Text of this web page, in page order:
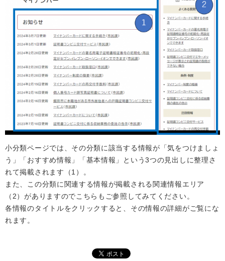
小分類ページでは、その分類に該当する情報が「気をつけましょ
う」「おすすめ情報」「基本情報」という3つの見出しに整理さ
れて掲載されます（1）。
また、この分類に関連する情報が掲載される関連情報エリア
（2）がありますのでこちらもご参照してみてください。
各情報のタイトルをクリックすると、その情報の詳細がご覧にな
れます。